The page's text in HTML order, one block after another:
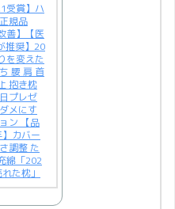
受賞】ハ
規品
善】【医
推奨】20
を変えた
腰 肩 首
抱き枕
プレゼ
メにす
ン 【品
カバー
調整 た
綿「202
た枕」